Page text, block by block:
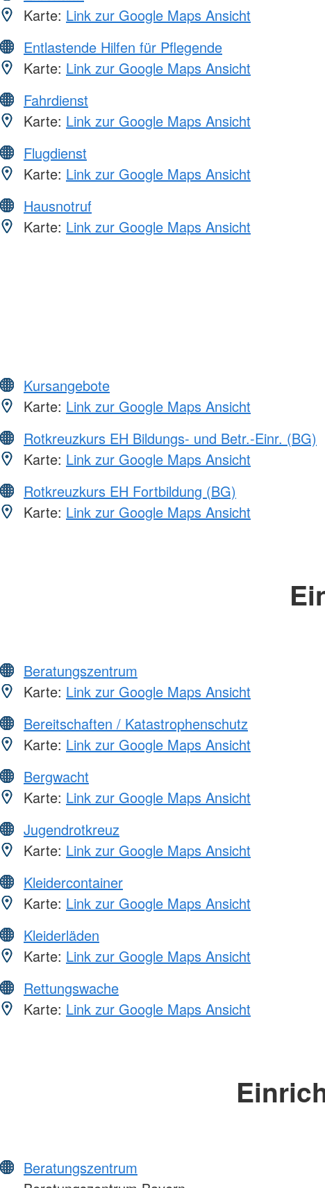
Karte: Link zur Google Maps Ansicht
Entlastende Hilfen für Pflegende
Karte: Link zur Google Maps Ansicht
Fahrdienst
Karte: Link zur Google Maps Ansicht
Flugdienst
Karte: Link zur Google Maps Ansicht
Hausnotruf
Karte: Link zur Google Maps Ansicht
Kursangebote
Karte: Link zur Google Maps Ansicht
Rotkreuzkurs EH Bildungs- und Betr.-Einr. (BG)
Karte: Link zur Google Maps Ansicht
Rotkreuzkurs EH Fortbildung (BG)
Karte: Link zur Google Maps Ansicht
Beratungszentrum
Karte: Link zur Google Maps Ansicht
Bereitschaften / Katastrophenschutz
Karte: Link zur Google Maps Ansicht
Bergwacht
Karte: Link zur Google Maps Ansicht
Jugendrotkreuz
Karte: Link zur Google Maps Ansicht
Kleidercontainer
Karte: Link zur Google Maps Ansicht
Kleiderläden
Karte: Link zur Google Maps Ansicht
Rettungswache
Karte: Link zur Google Maps Ansicht
Beratungszentrum